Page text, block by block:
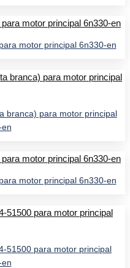
motor principal 6n330-en
branca) para motor principal
motor principal 6n330-en
51500 para motor principal